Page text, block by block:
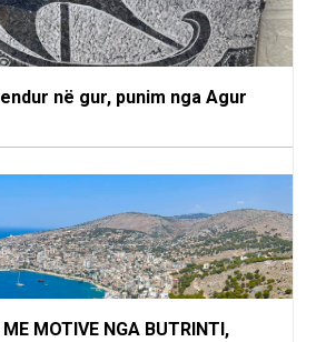
në gur, punim nga Agur
MOTIVE NGA BUTRINTI,